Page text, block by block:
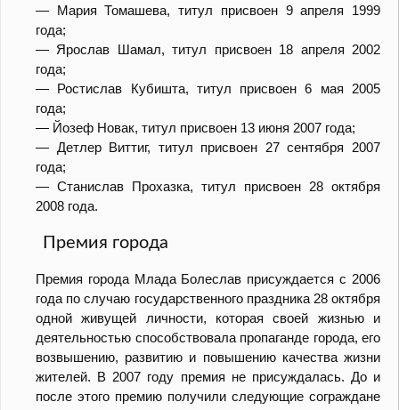
— Maрия Томашева, титул присвоен 9 апреля 1999
года;
— Ярослав Шамал, титул присвоен 18 апреля 2002
года;
— Ростислав Кубишта, титул присвоен 6 мая 2005
года;
— Йозеф Новак, титул присвоен 13 июня 2007 года;
— Детлер Виттиг, титул присвоен 27 сентября 2007
года;
— Станислав Прохазка, титул присвоен 28 октября
2008 года.
Премия города
Премия города Млада Болеслав присуждается с 2006
года по случаю государственного праздника 28 октября
одной живущей личности, которая своей жизнью и
деятельностью способствовала пропаганде города, его
возвышению, развитию и повышению качества жизни
жителей. В 2007 году премия не присуждалась. До и
после этого премию получили следующие сограждане